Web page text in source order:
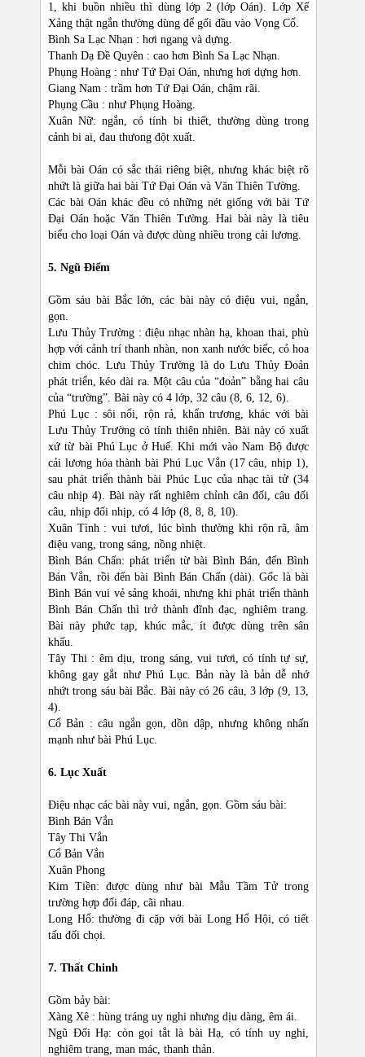
1, khi buồn nhiều thì dùng lớp 2 (lớp Oán). Lớp Xế
Xảng thật ngắn thường dùng để gối đầu vào Vọng Cổ.
Bình Sa Lạc Nhạn : hơi ngang và dựng.
Thanh Dạ Đề Quyên : cao hơn Bình Sa Lạc Nhạn.
Phụng Hoàng : như Tứ Đại Oán, nhưng hơi dựng hơn.
Giang Nam : trầm hơn Tứ Đại Oán, chậm rãi.
Phụng Cầu : như Phụng Hoàng.
Xuân Nữ: ngắn, có tính bi thiết, thường dùng trong
cảnh bi ai, đau thưong đột xuất.
Mỗi bài Oán có sắc thái riêng biệt, nhưng khác biệt rõ
nhứt là giữa hai bài Tứ Đại Oán và Văn Thiên Tường.
Các bài Oán khác đều có những nét giống với bài Tứ
Đại Oán hoặc Văn Thiên Tường. Hai bài này là tiêu
biểu cho loại Oán và được dùng nhiều trong cải lương.
5. Ngũ Điểm
Gồm sáu bài Bắc lớn, các bài này có điệu vui, ngắn,
gọn.
Lưu Thủy Trường : điệu nhạc nhàn hạ, khoan thai, phù
hợp với cảnh trí thanh nhàn, non xanh nước biếc, cỏ hoa
chim chóc. Lưu Thủy Trường là do Lưu Thủy Đoản
phát triển, kéo dài ra. Một câu của “đoản” bằng hai câu
của “trường”. Bài này có 4 lớp, 32 câu (8, 6, 12, 6).
Phú Lục : sôi nổi, rộn rả, khẩn trương, khác với bài
Lưu Thủy Trường có tính thiên nhiên. Bài này có xuất
xứ từ bài Phú Lục ở Huế. Khi mới vào Nam Bộ được
cải lương hóa thành bài Phú Lục Vắn (17 câu, nhịp 1),
sau phát triển thành bài Phúc Lục của nhạc tài tử (34
câu nhịp 4). Bài này rất nghiêm chỉnh cân đối, câu đối
câu, nhịp đối nhịp, có 4 lớp (8, 8, 8, 10).
Xuân Tình : vui tươi, lúc bình thường khi rộn rã, âm
điệu vang, trong sáng, nồng nhiệt.
Bình Bán Chấn: phát triển từ bài Bình Bán, đến Bình
Bán Vắn, rồi đến bài Bình Bán Chấn (dài). Gốc là bài
Bình Bán vui vẻ sảng khoái, nhưng khi phát triển thành
Bình Bán Chấn thì trở thành đĩnh đạc, nghiêm trang.
Bài này phức tạp, khúc mắc, ít được dùng trên sân
khấu.
Tây Thi : êm dịu, trong sáng, vui tươi, có tính tự sự,
không gay gắt như Phú Lục. Bản này là bản dễ nhớ
nhứt trong sáu bài Bắc. Bài này có 26 câu, 3 lớp (9, 13,
4).
Cổ Bản : câu ngắn gọn, dồn dập, nhưng không nhấn
mạnh như bài Phú Lục.
6. Lục Xuất
Điệu nhạc các bài này vui, ngắn, gọn. Gồm sáu bài:
Bình Bán Vắn
Tây Thi Vắn
Cổ Bản Vắn
Xuân Phong
Kim Tiền: được dùng như bài Mẫu Tầm Tử trong
trường hợp đối đáp, cãi nhau.
Long Hổ: thường đi cặp với bài Long Hổ Hội, có tiết
tấu đối chọi.
7. Thất Chinh
Gồm bảy bài:
Xàng Xê : hùng tráng uy nghi nhưng dịu dàng, êm ái.
Ngũ Đối Hạ: còn gọi tắt là bài Hạ, có tính uy nghi,
nghiêm trang, man mác, thanh thản.